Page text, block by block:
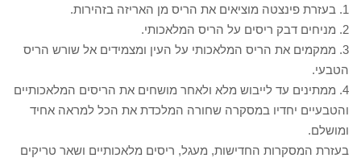
1. בעזרת פינצטה מוציאים את הריס מן האריזה בזהירות.
2. מניחים דבק ריסים על הריס המלאכותי.
3. ממקמים את הריס המלאכותי על העין ומצמידים אל שורש הריס
הטבעי.
4. ממתינים עד לייבוש מלא ולאחר מושחים את הריסים המלאכותיים
והטבעיים יחדיו במסקרה שחורה המלכדת את הכל למראה אחיד
ומושלם.
בעזרת המסקרות החדישות, מעגל, ריסים מלאכותיים ושאר טריקים